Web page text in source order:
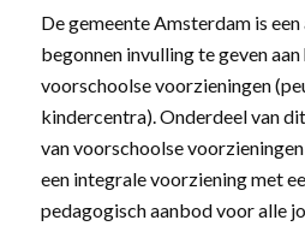
De gemeente Amsterdam is
begonnen invulling te geven
voorschoolse voorzieningen
kindercentra). Onderdeel van
van voorschoolse
een integrale voorziening met
pedagogisch aanbod voor alle